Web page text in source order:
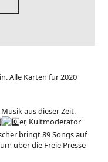
Alle Karten für 2020
aus dieser Zeit.
er, Kultmoderator
bringt 89 Songs auf
über die Freie Presse